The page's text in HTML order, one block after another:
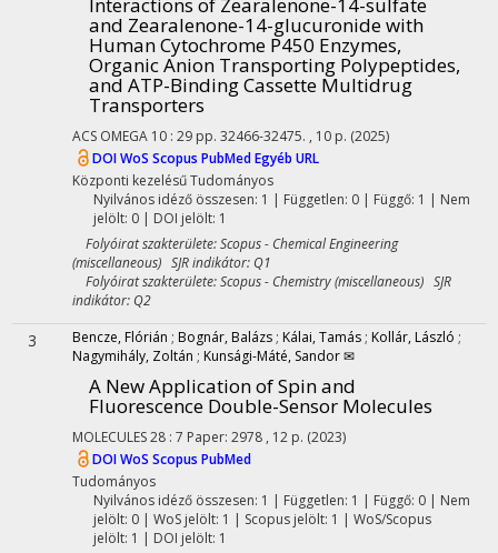
and Zearalenone-14-glucuronide with
Human Cytochrome P450 Enzymes,
Organic Anion Transporting Polypeptides,
and ATP-Binding Cassette Multidrug
Transporters
ACS OMEGA 10 : 29 pp. 32466-32475. , 10 p. (2025)
DOIWoS Scopus PubMedEgyéb URL
Központi kezelésűTudományos
Nyilvános idéző összesen: 1 | Független: 0 | Függő: 1 | Nem
jelölt: 0 | DOI jelölt: 1
Folyóirat szakterülete: Scopus - Chemical Engineering
(miscellaneous) SJR indikátor: Q1
Folyóirat szakterülete: Scopus - Chemistry (miscellaneous) SJR
indikátor: Q2
3 Bencze, Flórián ; Bognár, Balázs ; Kálai, Tamás ; Kollár, László ;
Nagymihály, Zoltán ; Kunsági-Máté, Sandor ✉
A New Application of Spin and
Fluorescence Double-Sensor Molecules
MOLECULES28 : 7 Paper: 2978 , 12 p. (2023)
DOIWoS Scopus PubMed
Tudományos
Nyilvános idéző összesen: 1 | Független: 1 | Függő: 0 | Nem
jelölt: 0 | WoS jelölt: 1 | Scopus jelölt: 1 | WoS/Scopus
jelölt: 1 | DOI jelölt: 1